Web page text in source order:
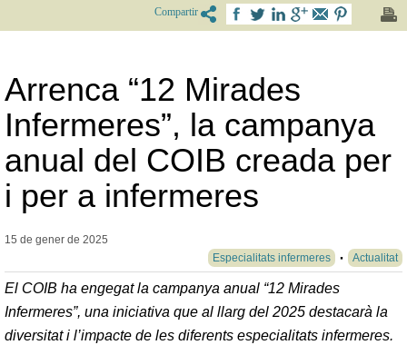
Compartir
Arrenca “12 Mirades
Infermeres”, la campanya
anual del COIB creada per
i per a infermeres
15 de gener de 2025
Especialitats infermeres
Actualitat
El COIB ha engegat la campanya anual “12 Mirades
Infermeres”, una iniciativa que al llarg del 2025 destacarà la
diversitat i l’impacte de les diferents especialitats infermeres.